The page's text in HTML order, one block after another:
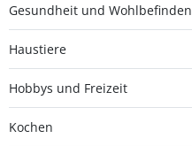
Gesundheit und Wohlbefinden
Haustiere
Hobbys und Freizeit
Kochen